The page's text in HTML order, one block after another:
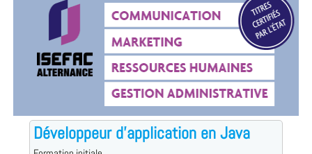
Développeur d'application en Java